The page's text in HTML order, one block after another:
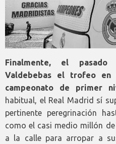
Finalmente, el
Valdebebas el trofeo
campeonato de primer
habitual, el Real Madrid sí
pertinente peregrinación
como el casi medio millón
a la calle para arropar a